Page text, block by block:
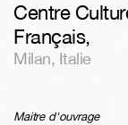
Centre
Français,
Milan, Italie
Maitre d'ouvrage